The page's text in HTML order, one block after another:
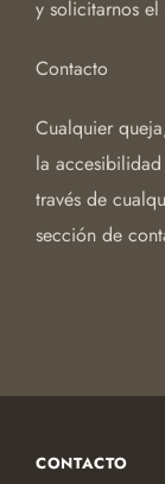
y solicitarnos
Contacto
Cualquier
la
través de
sección de
CONTACTO